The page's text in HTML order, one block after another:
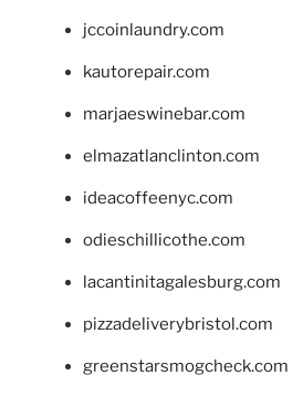
jccoinlaundry.com
kautorepair.com
marjaeswinebar.com
elmazatlanclinton.com
ideacoffeenyc.com
odieschillicothe.com
lacantinitagalesburg.com
pizzadeliverybristol.com
greenstarsmogcheck.com